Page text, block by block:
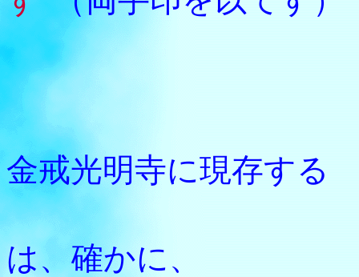
・・・
京都の
金戒光明寺に現存する
直筆
は、確かに、